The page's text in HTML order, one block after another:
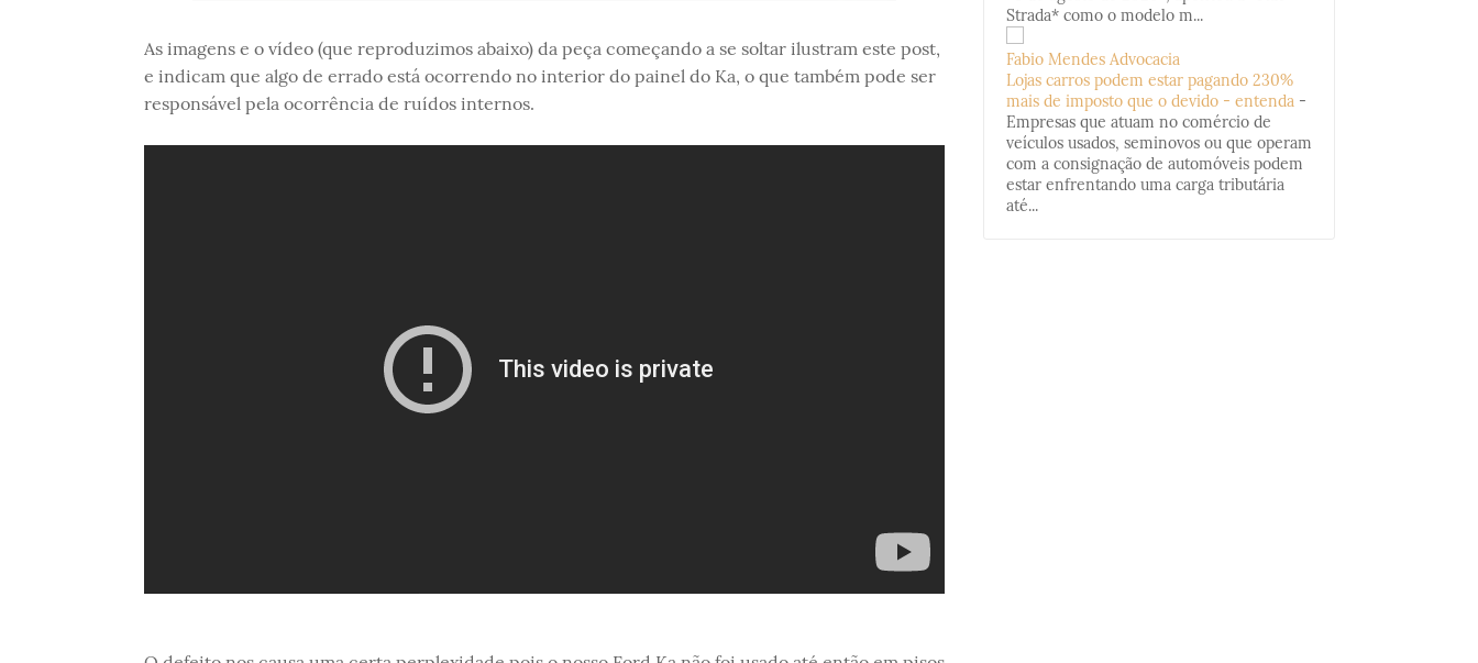
As imagens e o vídeo (que reproduzimos abaixo) da peça começando a se soltar ilustram este post,
e indicam que algo de errado está ocorrendo no interior do painel do Ka, o que também pode ser
responsável pela ocorrência de ruídos internos.
Strada* como o modelo m...
Fabio Mendes Advocacia
Lojas carros podem estar pagando 230%
mais de imposto que o devido - entenda -
Empresas que atuam no comércio de
veículos usados, seminovos ou que operam
com a consignação de automóveis podem
estar enfrentando uma carga tributária
até...